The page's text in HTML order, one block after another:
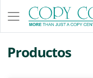
Productos